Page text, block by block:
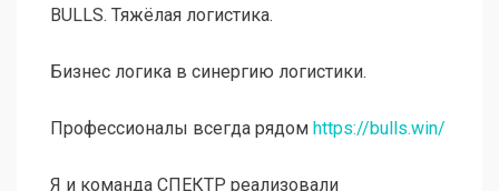
BULLS. Тяжёлая логистика.
Бизнес логика в синергию логистики.
Профессионалы всегда рядом https://bulls.win/
Я и команда СПЕКТР реализовали